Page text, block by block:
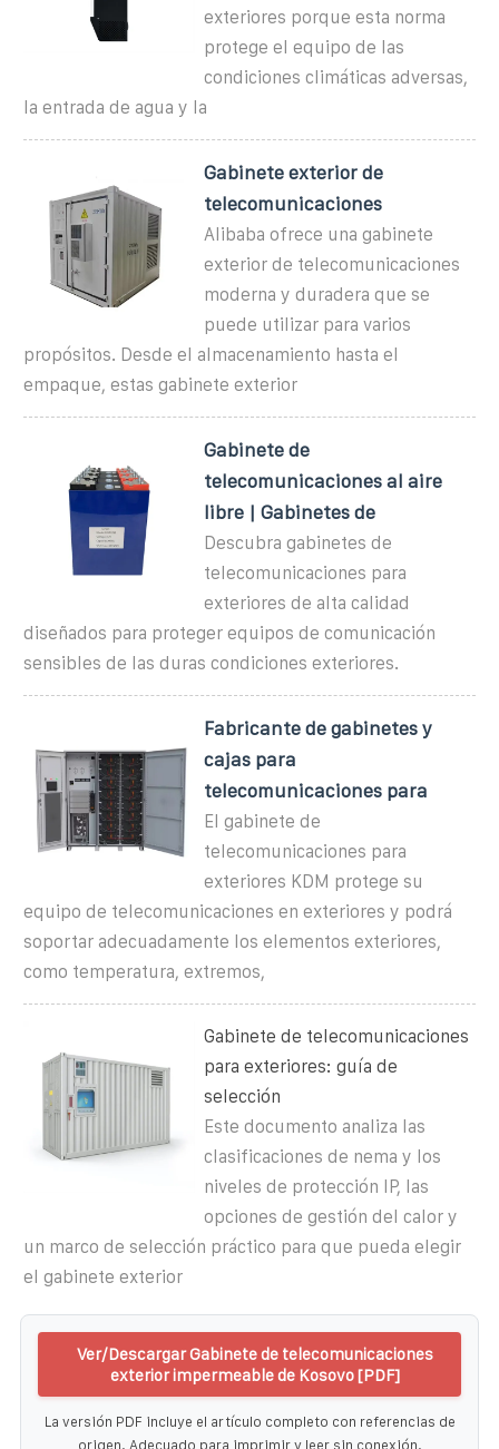
exteriores porque esta norma
protege el equipo de las
condiciones climáticas adversas,
la entrada de agua y la
Gabinete exterior de
telecomunicaciones
Alibaba ofrece una gabinete
exterior de telecomunicaciones
moderna y duradera que se
puede utilizar para varios
propósitos. Desde el almacenamiento hasta el
empaque, estas gabinete exterior
Gabinete de
telecomunicaciones al aire
libre | Gabinetes de
Descubra gabinetes de
telecomunicaciones para
exteriores de alta calidad
diseñados para proteger equipos de comunicación
sensibles de las duras condiciones exteriores.
Fabricante de gabinetes y
cajas para
telecomunicaciones para
El gabinete de
telecomunicaciones para
exteriores KDM protege su
equipo de telecomunicaciones en exteriores y podrá
soportar adecuadamente los elementos exteriores,
como temperatura, extremos,
Gabinete de telecomunicaciones
para exteriores: guía de
selección
Este documento analiza las
clasificaciones de nema y los
niveles de protección IP, las
opciones de gestión del calor y
un marco de selección práctico para que pueda elegir
el gabinete exterior
Ver/Descargar Gabinete de telecomunicaciones
exterior impermeable de Kosovo [PDF]
La versión PDF incluye el artículo completo con referencias de
origen. Adecuado para imprimir y leer sin conexión.